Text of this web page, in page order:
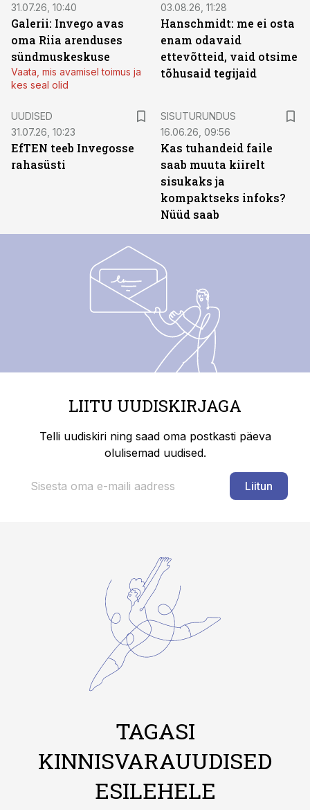
31.07.26, 10:40
Galerii: Invego avas
oma Riia arenduses
sündmuskeskuse
Vaata, mis avamisel toimus ja
kes seal olid
03.08.26, 11:28
Hanschmidt: me ei osta
enam odavaid
ettevõtteid, vaid otsime
tõhusaid tegijaid
UUDISED
31.07.26, 10:23
EfTEN teeb Invegosse
rahasüsti
SISUTURUNDUS
16.06.26, 09:56
Kas tuhandeid faile
saab muuta kiirelt
sisukaks ja
kompaktseks infoks?
Nüüd saab
LIITU UUDISKIRJAGA
Telli uudiskiri ning saad oma postkasti päeva
olulisemad uudised.
Liitun
TAGASI
KINNISVARAUUDISED
ESILEHELE